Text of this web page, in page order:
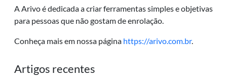
A Arivo é dedicada a criar ferramentas simples e objetivas
para pessoas que não gostam de enrolação.
Conheça mais em nossa página https://arivo.com.br.
Artigos recentes